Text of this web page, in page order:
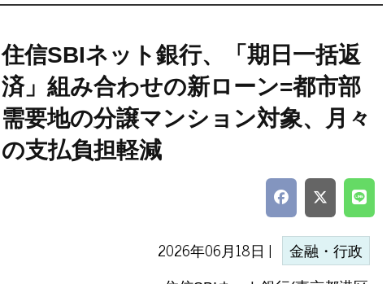
住信SBIネット銀行、「期日一括返
済」組み合わせの新ローン=都市部
需要地の分譲マンション対象、月々
の支払負担軽減
2026年06月18日 | 金融・行政